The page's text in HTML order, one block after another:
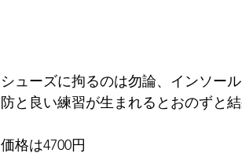
シューズに拘るのは勿論、インソー
防と良い練習が生まれるとおのずと
価格は4700円